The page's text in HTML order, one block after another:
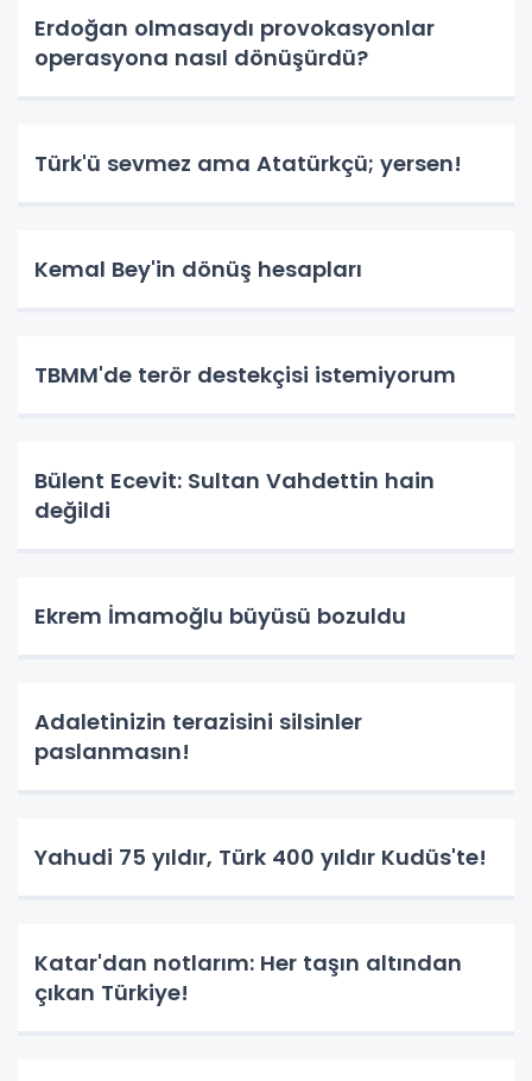
Erdoğan olmasaydı provokasyonlar
operasyona nasıl dönüşürdü?
Türk'ü sevmez ama Atatürkçü; yersen!
Kemal Bey'in dönüş hesapları
TBMM'de terör destekçisi istemiyorum
Bülent Ecevit: Sultan Vahdettin hain
değildi
Ekrem İmamoğlu büyüsü bozuldu
Adaletinizin terazisini silsinler
paslanmasın!
Yahudi 75 yıldır, Türk 400 yıldır Kudüs'te!
Katar'dan notlarım: Her taşın altından
çıkan Türkiye!